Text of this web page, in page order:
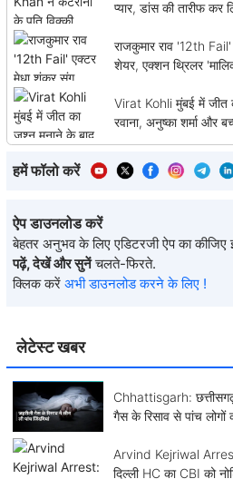
लेटेस्ट खबर
Chhattisgarh:
गैस के रिसाव से पांच लोगों
Arvind Kejriwal
दिल्ली HC का CBI को
प्यार, डांस की तारीफ कर
राजकुमार राव '12th
शेयर, एक्शन थ्रिलर
Virat Kohli मुंबई में जीत
रवाना, अनुष्का शर्मा और
हमें फॉलो करें
ऐप डाउनलोड करें
बेहतर अनुभव के लिए एडिटरजी ऐप का कीजिए
पढ़ें, देखें और सुनें चलते-फिरते.
क्लिक करें अभी डाउनलोड करने के लिए !